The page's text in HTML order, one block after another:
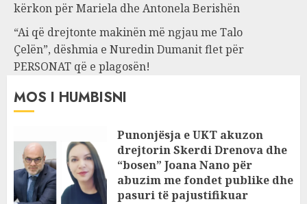
kërkon për Mariela dhe Antonela Berishën
“Ai që drejtonte makinën më ngjau me Talo
Çelën”, dëshmia e Nuredin Dumanit flet për
PERSONAT që e plagosën!
MOS I HUMBISNI
Punonjësja e UKT akuzon
drejtorin Skerdi Drenova dhe
“bosen” Joana Nano për
abuzim me fondet publike dhe
pasuri të pajustifikuar